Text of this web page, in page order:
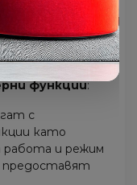
и
функции:
с
като
и режим
предоставят